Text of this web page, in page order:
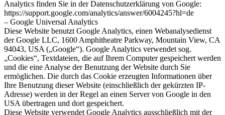
Analytics finden Sie in der Datenschutzerklärung von Google:
https://support.google.com/analytics/answer/6004245?hl=de
– Google Universal Analytics
Diese Website benutzt Google Analytics, einen Webanalysedienst
der Google LLC, 1600 Amphitheatre Parkway, Mountain View, CA
94043, USA („Google“). Google Analytics verwendet sog.
„Cookies“, Textdateien, die auf Ihrem Computer gespeichert werden
und die eine Analyse der Benutzung der Website durch Sie
ermöglichen. Die durch das Cookie erzeugten Informationen über
Ihre Benutzung dieser Website (einschließlich der gekürzten IP-
Adresse) werden in der Regel an einen Server von Google in den
USA übertragen und dort gespeichert.
Diese Website verwendet Google Analytics ausschließlich mit der